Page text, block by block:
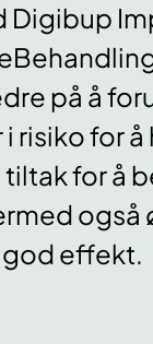
på å
risiko for
for å
også
effekt.